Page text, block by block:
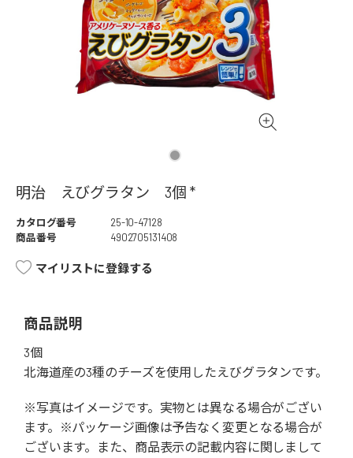
明治 えびグラタン 3個 *
カタログ番号
25-10-47128
商品番号
4902705131408
マイリストに登録する
商品説明
3個
北海道産の3種のチーズを使用したえびグラタンです。
※写真はイメージです。実物とは異なる場合がござい
ます。※パッケージ画像は予告なく変更となる場合が
ございます。また、商品表示の記載内容に関しまして